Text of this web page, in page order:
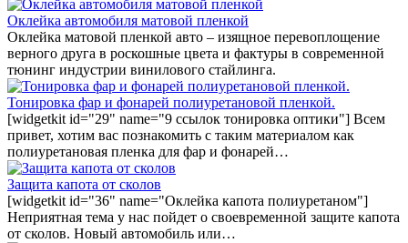
Оклейка автомобиля матовой пленкой
Оклейка матовой пленкой авто – изящное перевоплощение
верного друга в роскошные цвета и фактуры в современной
тюнинг индустрии винилового стайлинга.
Тонировка фар и фонарей полиуретановой пленкой.
[widgetkit id="29" name="9 ссылок тонировка оптики"] Всем
привет, хотим вас познакомить с таким материалом как
полиуретановая пленка для фар и фонарей…
Защита капота от сколов
[widgetkit id="36" name="Оклейка капота полиуретаном"]
Неприятная тема у нас пойдет о своевременной защите капота
от сколов. Новый автомобиль или…